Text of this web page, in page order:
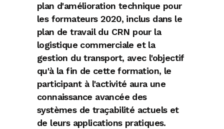
plan d'amélioration technique pour
les formateurs 2020, inclus dans le
plan de travail du CRN pour la
logistique commerciale et la
gestion du transport, avec l'objectif
qu'à la fin de cette formation, le
participant à l'activité aura une
connaissance avancée des
systèmes de traçabilité actuels et
de leurs applications pratiques.